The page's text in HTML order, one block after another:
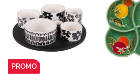
PROMO